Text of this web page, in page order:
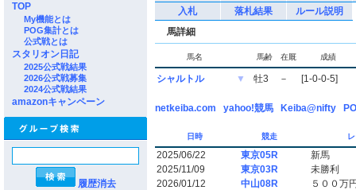
TOP
My機能とは
POG集計とは
公式戦とは
スタリオン日記
2025公式戦結果
2026公式戦募集
2024公式戦結果
amazonキャンペーン
履歴消去
入札
落札結果
ルール説明
馬詳細
馬名 馬齢 在厩 成績
シャルトル ▼ 牡3 － [1-0-0-5]
netkeiba.com yahoo!競馬 Keiba@nifty
日時 競走
2025/06/22 東京05R
新馬
2025/11/09
東京03R
未勝利
2026/01/12
中山08R
５００万